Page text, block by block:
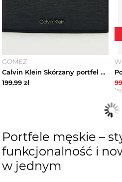
GOMEZ
Calvin Klein Skórzany portfel czarny
199.99 zł
Portfele męskie –
funkcjonalność i
w jednym